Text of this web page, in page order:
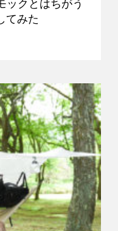
ックとはちがう
てみた